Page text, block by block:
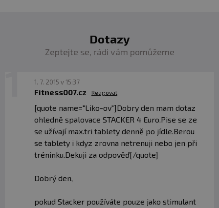
Dotazy
Zeptejte se, rádi vám pomůžeme
1. 7. 2015 v 15:37
Fitness007.cz Reagovat
[quote name="Liko-ov"]Dobry den mam dotaz
ohledně spalovace STACKER 4 Euro.Pise se ze
se užívají max.tri tablety denně po jídle.Berou
se tablety i kdyz zrovna netrenuji nebo jen při
tréninku.Dekuji za odpověď[/quote]
Dobrý den,
pokud Stacker používáte pouze jako stimulant